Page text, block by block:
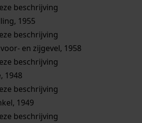
beschrijving
1955
beschrijving
en zijgevel, 1958
beschrijving
1948
beschrijving
1949
beschrijving